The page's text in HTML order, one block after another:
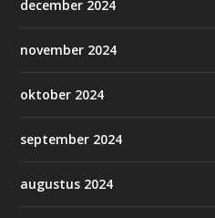
december 2024
november 2024
oktober 2024
september 2024
augustus 2024